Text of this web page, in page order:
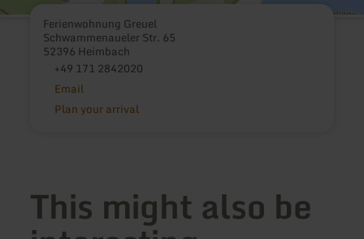
Ferienwohnung Greuel
Schwammenaueler Str. 65
52396 Heimbach
+49 171 2842020
Email
Plan your arrival
This might also be